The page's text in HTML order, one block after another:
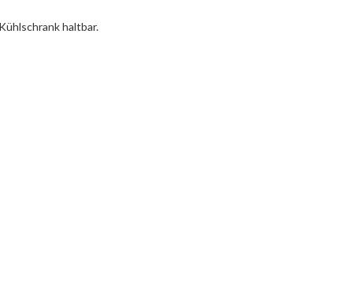
haltbar.